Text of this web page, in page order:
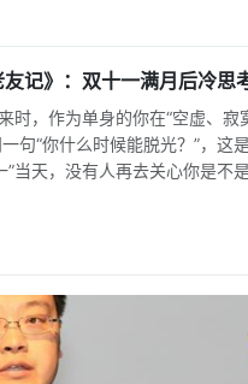
记》：双十一满月后冷思
时，作为单身的你在“空虚、寂
句“你什么时候能脱光？”，这
”当天，没有人再去关心你是不
“今抢了吗？”。曾经孤独寂寞的